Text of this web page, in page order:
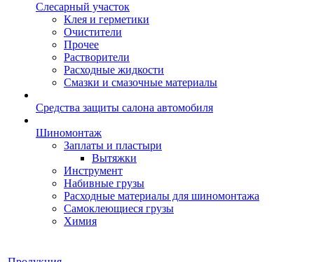
Слесарный участок
Клея и герметики
Очистители
Прочее
Растворители
Расходные жидкости
Смазки и смазочные материалы
Средства защиты салона автомобиля
Шиномонтаж
Заплаты и пластыри
Вытяжки
Инструмент
Набивные грузы
Расходные материалы для шиномонтажа
Самоклеющиеся грузы
Химия